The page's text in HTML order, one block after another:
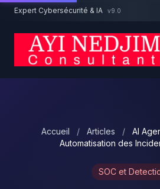
Aller au contenu principal
Expert Cybersécurité & IA v9.0
Accueil / Articles /
AI
Automatisation des
SOC et
Un projet cybersécurité ?